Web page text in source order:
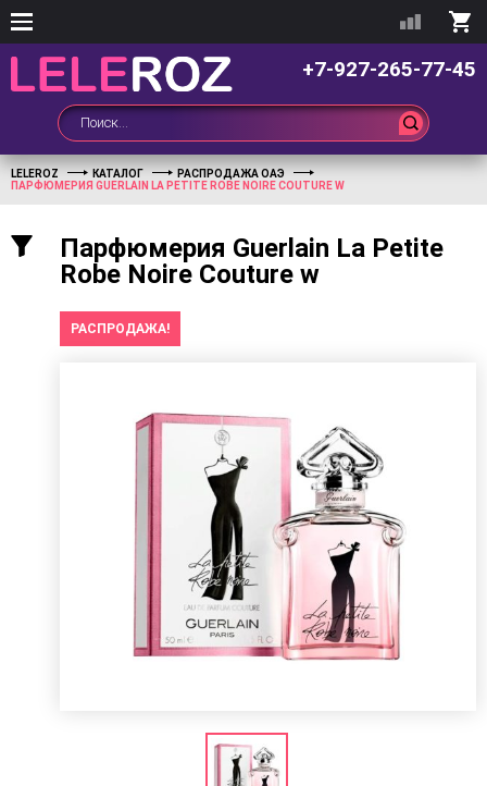
+7-927-265-77-45
LELEROZ КАТАЛОГ
РАСПРОДАЖА ОАЭ
ПАРФЮМЕРИЯ GUERLAIN LA PETITE ROBE NOIRE COUTURE W
Парфюмерия Guerlain La Petite
Robe Noire Couture w
РАСПРОДАЖА!